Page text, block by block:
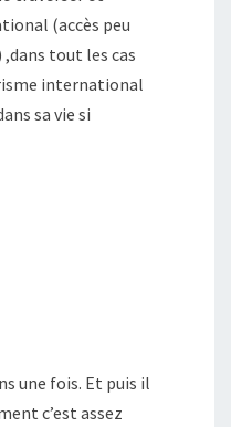
(accès peu
,dans tout les cas
international
sa vie si
une fois. Et puis il
c’est assez